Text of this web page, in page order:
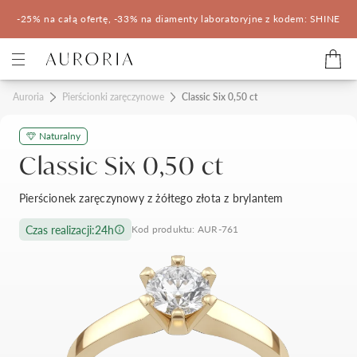
-25% na całą ofertę, -33% na diamenty laboratoryjne z kodem: SHINE
Kategorie
Pierścionki zaręczynowe
Pomocne
Konfigurator 3D
Salony Auroria
Salon Auroria Arkadia
Korzyści z zakupu
Auroria Pierścionki zaręczynowe Classic Six 0,50 ct
Naturalny
Classic Six 0,50 ct
Pierścionek zaręczynowy z żółtego złota z brylantem
Czas realizacji:24h Kod produktu: AUR-761